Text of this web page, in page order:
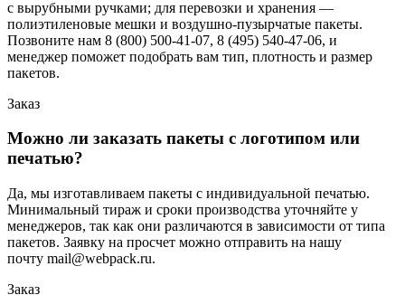
с вырубными ручками; для перевозки и хранения —
полиэтиленовые мешки и воздушно-пузырчатые пакеты.
Позвоните нам 8 (800) 500-41-07, 8 (495) 540-47-06, и
менеджер поможет подобрать вам тип, плотность и размер
пакетов.
Заказ
Можно ли заказать пакеты с логотипом или
печатью?
Да, мы изготавливаем пакеты с индивидуальной печатью.
Минимальный тираж и сроки производства уточняйте у
менеджеров, так как они различаются в зависимости от типа
пакетов. Заявку на просчет можно отправить на нашу
почту mail@webpack.ru.
Заказ